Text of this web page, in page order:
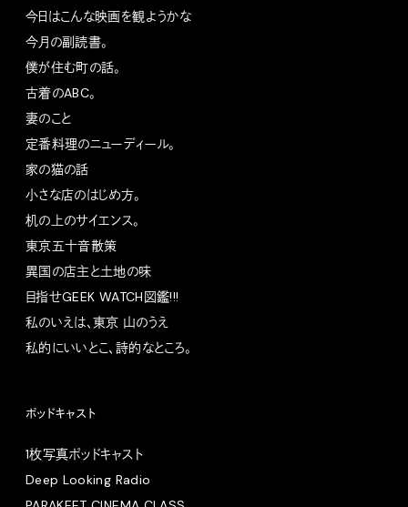
今日はこんな映画を観ようかな
今月の副読書。
僕が住む町の話。
古着のABC。
妻のこと
定番料理のニューディール。
家の猫の話
小さな店のはじめ方。
机の上のサイエンス。
東京五十音散策
異国の店主と土地の味
目指せGEEK WATCH図鑑!!!
私のいえは、東京 山のうえ
私的にいいとこ、詩的なところ。
ポッドキャスト
1枚写真ポッドキャスト
Deep Looking Radio